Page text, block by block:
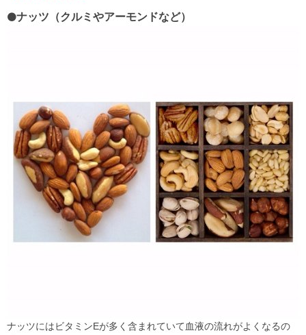
⚫ナッツ（クルミやアーモンドなど）
ナッツにはビタミンEが多く含まれていて血液の流れがよくなるの